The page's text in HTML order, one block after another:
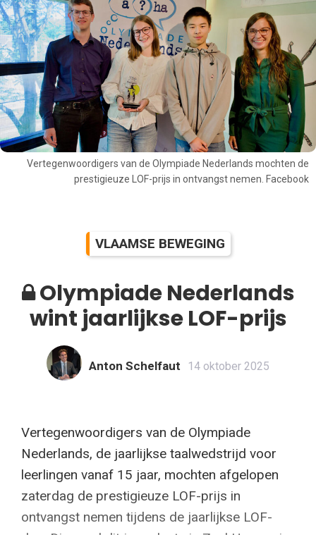
Vertegenwoordigers van de Olympiade Nederlands mochten de
prestigieuze LOF-prijs in ontvangst nemen. Facebook
VLAAMSE BEWEGING
Olympiade Nederlands
wint jaarlijkse LOF-prijs
Anton Schelfaut 14 oktober 2025
Vertegenwoordigers van de Olympiade
Nederlands, de jaarlijkse taalwedstrijd voor
leerlingen vanaf 15 jaar, mochten afgelopen
zaterdag de prestigieuze LOF-prijs in
ontvangst nemen tijdens de jaarlijkse LOF-